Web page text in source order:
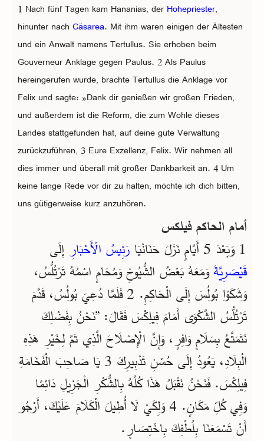
1 Nach fünf Tagen kam Hananias, der Hohepriester,
hinunter nach Cäsarea. Mit ihm waren einigen der Ältesten
und ein Anwalt namens Tertullus. Sie erhoben beim
Gouverneur Anklage gegen Paulus. 2 Als Paulus
hereingerufen wurde, brachte Tertullus die Anklage vor
Felix und sagte: »Dank dir genießen wir großen Frieden,
und außerdem ist die Reform, die zum Wohle dieses
Landes stattgefunden hat, auf deine gute Verwaltung
zurückzuführen, 3 Eure Exzellenz, Felix. Wir nehmen all
dies immer und überall mit großer Dankbarkeit an. 4 Um
keine lange Rede vor dir zu halten, möchte ich dich bitten,
uns gütigerweise kurz anzuhören.
أمام الحاكم فيلكس
1 وَبَعْدَ 5 أَيَّامٍ نَزَلَ حَنَانْيَا رَئِيسُ الْأَحْبَارِ إِلَى
قَيْصَرِيَّةَوَمَعَهُ بَعْضُ الشُّيُوخِ وَمُحَامٍ اسْمُهُ تَرْتُلُّسُ،
وَشَكَوْا بُولُسَ إِلَى الْحَاكِمِ. 2 فَلَمَّا دُعِيَ بُولُسُ، قَدَّمَ
تَرْتُلُّسُ الشَّكْوَى أَمَامَ فِيلِكْسَ فَقَالَ: ”نَحْنُ بِفَضْلِكَ
نَتَمَتَّعُ بِسَلَامٍ وَافِرٍ، وَإِنَّ الْإِصْلَاحَ الَّذِي تَمَّ لِخَيْرِ هَذِهِ
الْبِلَادِ، يَعُودُ إِلَى حُسْنِ تَدْبِيرِكَ 3 يَا صَاحِبَ الْفَخَامَةِ
فِيلِكْسَ. فَنَحْنُ نَقْبَلُ هَذَا كُلَّهُ بِالشُّكْرِ الْجَزِيلِ دَائِمًا
وَفِي كُلِّ مَكَانٍ. 4 وَلِكَيْ لَا أُطِيلَ الْكَلَامَ عَلَيْكَ، أَرْجُو
أَنْ تَسْمَعَنَا بِلُطْفِكَ بِاخْتِصَارٍ.